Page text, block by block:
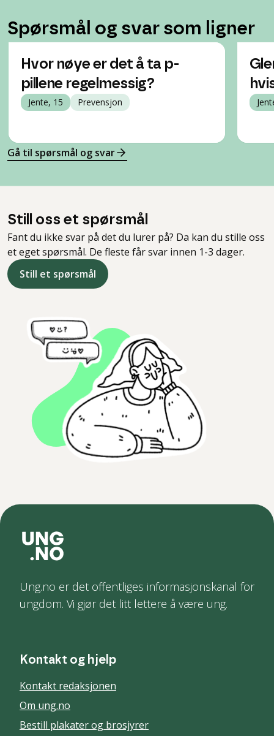
Spørsmål og svar som ligner
Hvor nøye er det å ta p-
pillene regelmessig?
Jente, 15 Prevensjon
Gå til spørsmål og svar
Still oss et spørsmål
Fant du ikke svar på det du lurer på? Da kan du stille oss
et eget spørsmål. De fleste får svar innen 1-3 dager.
Still et spørsmål
Ung.no er det offentliges informasjonskanal for
ungdom. Vi gjør det litt lettere å være ung.
Kontakt og hjelp
Kontakt redaksjonen
Om ung.no
Bestill plakater og brosjyrer